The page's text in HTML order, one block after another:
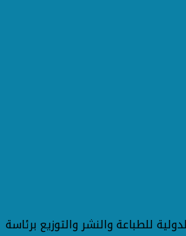
للطباعة والنشر والتوزيع برئاسة